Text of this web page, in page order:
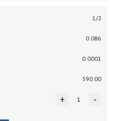
1/2
0.086
0.0001
590.00
-
+